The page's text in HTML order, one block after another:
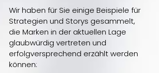
Wir haben für Sie einige Beispiele für
Strategien und Storys gesammelt,
die Marken in der aktuellen Lage
glaubwürdig vertreten und
erfolgversprechend erzählt werden
können: